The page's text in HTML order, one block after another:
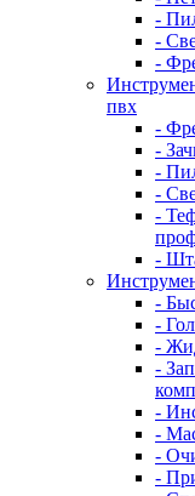
-
-
-
пвх
-
-
-
-
-
-
-
-
-
-
-
-
-
-